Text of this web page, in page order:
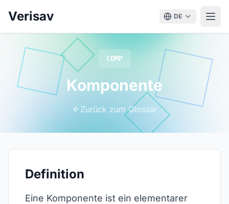
Verisav DE
COMP
Komponente
Zurück zum Glossar
Definition
Eine Komponente ist ein elementarer